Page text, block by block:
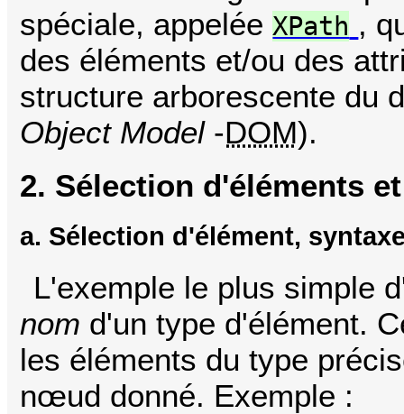
spéciale, appelée XPath ,
des éléments et/ou des
structure arborescente du
Object Model-DOM).
2. Sélection d'éléments
a. Sélection d'élément,
L'exemple le plus simple
nom d'un type d'élément.
les éléments du type
nœud donné. Exemple :